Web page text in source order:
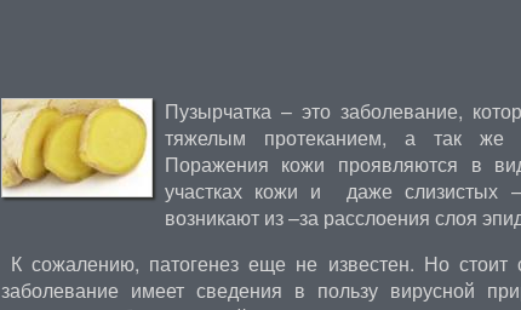
Пузырчатка – это заболевание,
тяжелым протеканием, а так же
Поражения кожи проявляются в
участках кожи и даже слизистых
возникают из –за расслоения слоя
К сожалению, патогенез еще не известен. Но стоит
заболевание имеет сведения в пользу вирусной